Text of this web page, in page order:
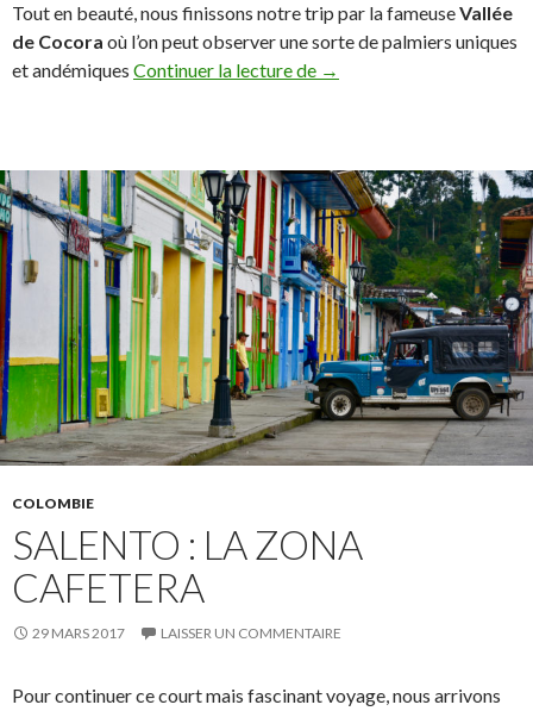
Tout en beauté, nous finissons notre trip par la fameuseVallée
de Cocora où l’on peut observer une sorte de palmiers uniques
et andémiques Continuer la lecture de Vallée de Cocora
→
COLOMBIE
SALENTO : LA ZONA
CAFETERA
29 MARS 2017 LAISSER UN COMMENTAIRE
Pour continuer ce court mais fascinant voyage, nous arrivons